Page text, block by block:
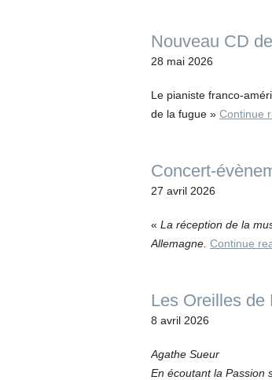
Nouveau CD
28 mai 2026
Le pianiste franco-
de la fugue » Continue
Concert-
27 avril 2026
« La réception de la
Allemagne. Continue
Les Oreilles de
8 avril 2026
Agathe Sueur
En écoutant la Passion